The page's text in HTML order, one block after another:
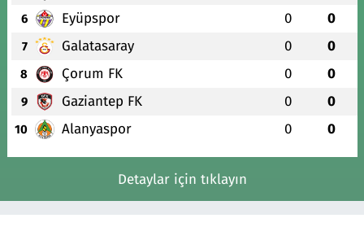
6 Eyüpspor 0 0
7 Galatasaray 0 0
8 Çorum FK 0 0
9 Gaziantep FK 0 0
10 Alanyaspor 0 0
Detaylar için tıklayın